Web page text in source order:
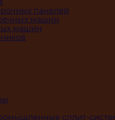
панелей
машин
машин
сплит-